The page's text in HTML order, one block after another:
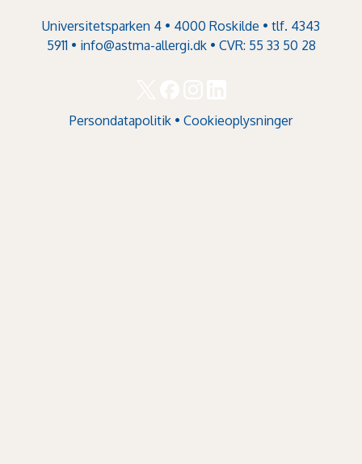
Universitetsparken 4 • 4000 Roskilde • tlf. 4343
5911 • info@astma-allergi.dk• CVR: 55 33 50 28
Persondatapolitik • Cookieoplysninger